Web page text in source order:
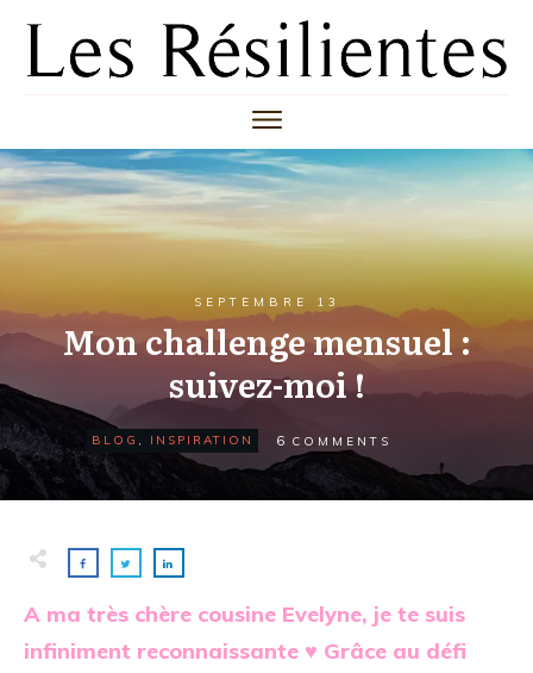
SEPTEMBRE 13
Mon challenge mensuel :
suivez-moi !
BLOG , INSPIRATION 6 COMMENTS
A ma très chère cousine Evelyne, je te suis
infiniment reconnaissante ♥ Grâce au défi